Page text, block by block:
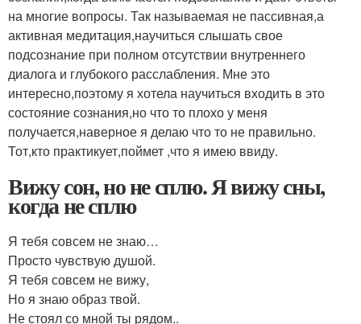
на многие вопросы. Так называемая не пассивная,а
активная медитация,научиться слышать свое
подсознание при полном отсутствии внутреннего
диалога и глубокого расслабления. Мне это
интересно,поэтому я хотела научиться входить в это
состояние сознания,но что то плохо у меня
получается,наверное я делаю что то не правильно.
Тот,кто практикует,поймет ,что я имею ввиду.
Вижу сон, но не сплю. Я вижу сны,
когда не сплю
Я тебя совсем не знаю…
Просто чувствую душой.
Я тебя совсем не вижу,
Но я знаю образ твой.
Не стоял со мной ты рядом..